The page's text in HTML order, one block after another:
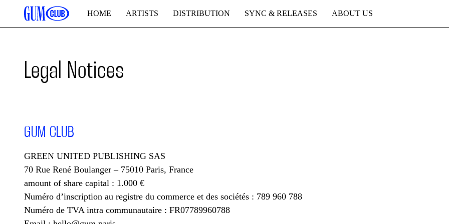
HOME ARTISTS DISTRIBUTION SYNC & RELEASES ABOUT US
Legal Notices
GUM CLUB
GREEN UNITED PUBLISHING SAS
70 Rue René Boulanger – 75010 Paris, France
amount of share capital : 1.000 €
Numéro d’inscription au registre du commerce et des sociétés : 789 960 788
Numéro de TVA intra communautaire : FR07789960788